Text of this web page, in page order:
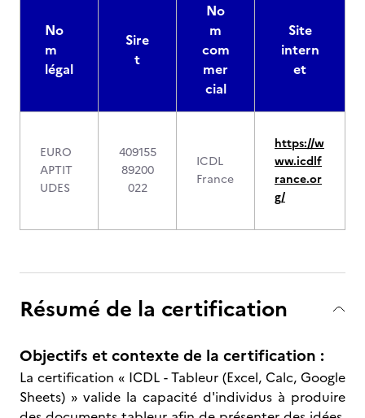
No
m
légal
Sire
t
No
m
com
mer
cial
Site
intern
et
EURO
APTIT
UDES
409155
89200
022
ICDL
France
https://w
ww.icdlf
rance.or
g/
Résumé de la certification
Objectifs et contexte de la certification :
La certification « ICDL - Tableur (Excel, Calc, Google
Sheets) » valide la capacité d'individus à produire